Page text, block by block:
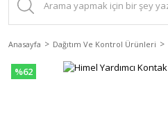
Anasayfa Dağıtım Ve Kontrol Ürünleri
%62